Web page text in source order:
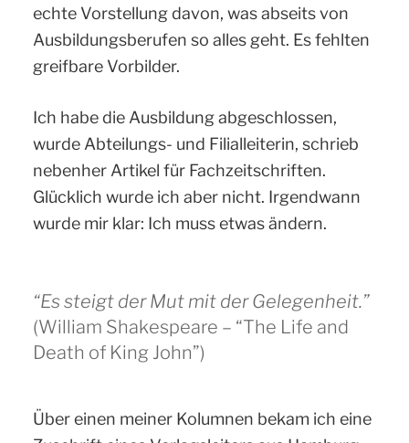
echte Vorstellung davon, was abseits von
Ausbildungsberufen so alles geht. Es fehlten
greifbare Vorbilder.
Ich habe die Ausbildung abgeschlossen,
wurde Abteilungs- und Filialleiterin, schrieb
nebenher Artikel für Fachzeitschriften.
Glücklich wurde ich aber nicht. Irgendwann
wurde mir klar: Ich muss etwas ändern.
“Es steigt der Mut mit der Gelegenheit.”
(William Shakespeare – “The Life and
Death of King John”)
Über einen meiner Kolumnen bekam ich eine